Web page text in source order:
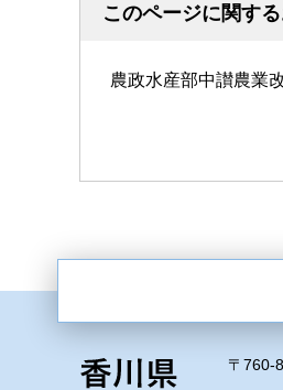
このページに関す
農政水産部中讃農業
〒760-